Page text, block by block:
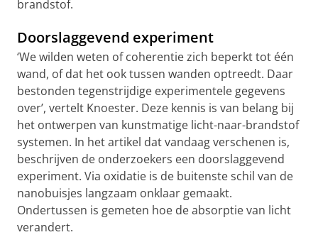
brandstof.
Doorslaggevend experiment
‘We wilden weten of coherentie zich beperkt tot één
wand, of dat het ook tussen wanden optreedt. Daar
bestonden tegenstrijdige experimentele gegevens
over’, vertelt Knoester. Deze kennis is van belang bij
het ontwerpen van kunstmatige licht-naar-brandstof
systemen. In het artikel dat vandaag verschenen is,
beschrijven de onderzoekers een doorslaggevend
experiment. Via oxidatie is de buitenste schil van de
nanobuisjes langzaam onklaar gemaakt.
Ondertussen is gemeten hoe de absorptie van licht
verandert.